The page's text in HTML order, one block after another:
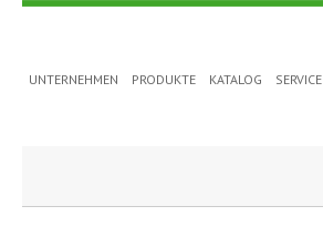
UNTERNEHMEN PRODUKTE KATALOG SERVICE